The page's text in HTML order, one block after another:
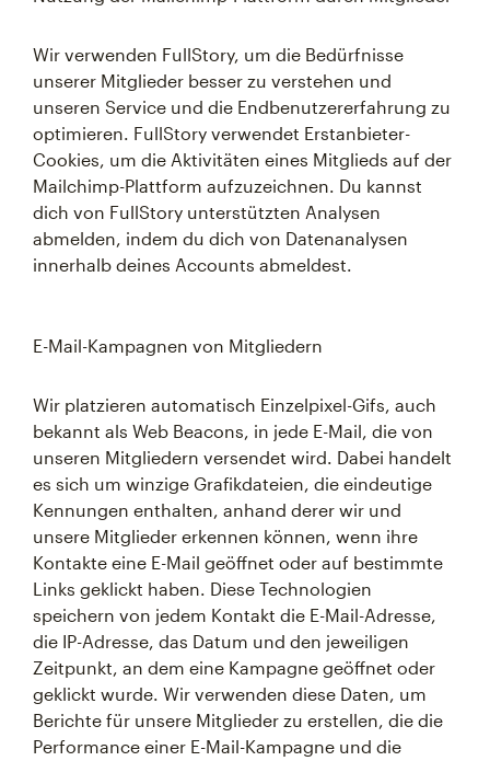
Wir verwenden FullStory, um die Bedürfnisse
unserer Mitglieder besser zu verstehen und
unseren Service und die Endbenutzererfahrung zu
optimieren. FullStory verwendet Erstanbieter-
Cookies, um die Aktivitäten eines Mitglieds auf der
Mailchimp-Plattform aufzuzeichnen. Du kannst
dich von FullStory unterstützten Analysen
abmelden, indem du dich von Datenanalysen
innerhalb deines Accounts abmeldest.
E-Mail-Kampagnen von Mitgliedern
Wir platzieren automatisch Einzelpixel-Gifs, auch
bekannt als Web Beacons, in jede E-Mail, die von
unseren Mitgliedern versendet wird. Dabei handelt
es sich um winzige Grafikdateien, die eindeutige
Kennungen enthalten, anhand derer wir und
unsere Mitglieder erkennen können, wenn ihre
Kontakte eine E-Mail geöffnet oder auf bestimmte
Links geklickt haben. Diese Technologien
speichern von jedem Kontakt die E-Mail-Adresse,
die IP-Adresse, das Datum und den jeweiligen
Zeitpunkt, an dem eine Kampagne geöffnet oder
geklickt wurde. Wir verwenden diese Daten, um
Berichte für unsere Mitglieder zu erstellen, die die
Performance einer E-Mail-Kampagne und die